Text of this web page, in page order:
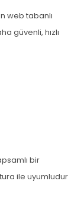
web tabanlı
güvenli, hızlı
bir
ile uyumludur